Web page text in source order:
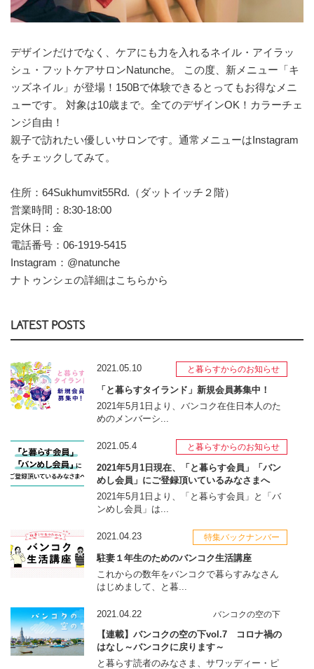
デザインだけでなく、ケアにも力を入れるネイル・アイラッ
シュ・フットケアサロンNatunche。 この度、新メニュー「キ
ッズネイル」が登場！150Bで体験できるとってもお得なメニ
ューです。 対象は10歳まで。全てのデザインOK！カラーチェ
ンジ自由！
親子で訪れたい優しいサロンです。通常メニューはInstagram
をチェックしてみて。
住所：64Sukhumvit55Rd.（ダットイッチ２階）
営業時間：8:30-18:00
定休日：金
電話番号：06-1919-5415
Instagram： @natunche
ナトゥンシェの詳細はこちらから
LATEST POSTS
2021.05.10 と暮らすからのお知らせ
「と暮らすタイランド」新規会員募集中！
2021年5月1日より、バンコク在住日本人のた
めのメンバーシ...
2021.05.4 と暮らすからのお知らせ
2021年5月1日現在、「と暮らす会員」「バン
めし会員」にご登録頂いているみなさまへ
2021年5月1日より、「と暮らす会員」と「バ
ンめし会員」は...
2021.04.23 特集バックナンバー
駐妻１年生のためのバンコク生活講座
これからの数年をバンコクで暮らすみなさん
はじめまして、と暮...
2021.04.22 バンコクの空の下
【連載】バンコクの空の下vol.7 コロナ禍の
はなし～バンコクに戻ります～
と暮らす読者のみなさま、サワッディー・ピ